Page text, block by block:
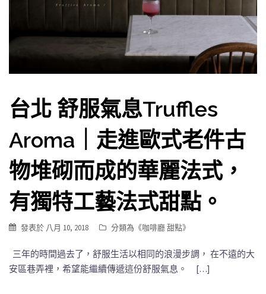
台北 舒服氣息Truffles
Aroma｜走進歐式老件古
物堆砌而成的華麗法式，
有獨特工藝法式甜點。
發表於 八月 10, 2018 分類為《咖啡廳 甜點》
三年的時間過去了，舒服生活以相同的浪漫步調， 在不遠的大
安區巷弄裡，希望能繼續傳遞這份舒服氣息。 […]